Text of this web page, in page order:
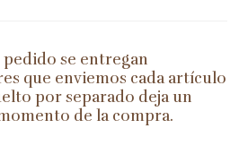
se entregan
que enviemos cada artículo
por separado deja un
de la compra.